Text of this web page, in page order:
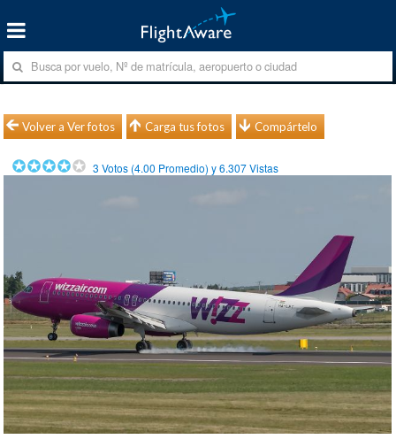
Volver a Ver fotos Carga tus fotos Compártelo
3 Votos (4.00 Promedio) y6.307Vistas